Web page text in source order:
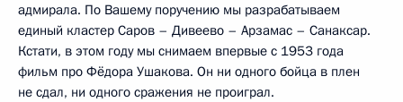
адмирала. По Вашему поручению мы разрабатываем
единый кластер Саров – Дивеево – Арзамас – Санаксар.
Кстати, в этом году мы снимаем впервые с 1953 года
фильм про Фёдора Ушакова. Он ни одного бойца в плен
не сдал, ни одного сражения не проиграл.